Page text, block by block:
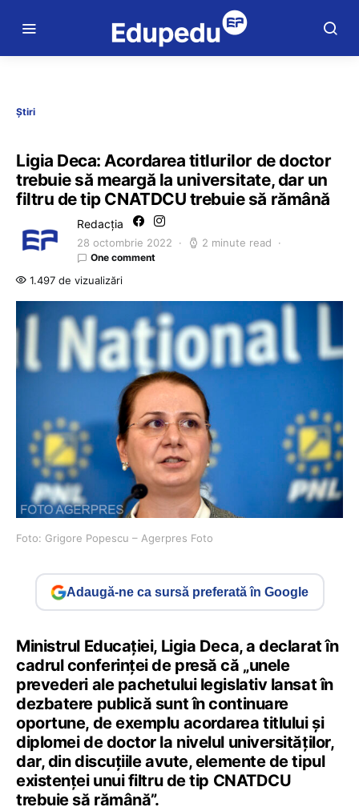
Știri
Ligia Deca: Acordarea titlurilor de doctor
trebuie să meargă la universitate, dar un
filtru de tip CNATDCU trebuie să rămână
Redacția
28 octombrie 2022 2 minute read
One comment
1.497 de vizualizări
Foto: Grigore Popescu – Agerpres Foto
Adaugă-ne ca sursă preferată în Google
Ministrul Educației, Ligia Deca, a declarat în
cadrul conferinței de presă că „unele
prevederi ale pachetului legislativ lansat în
dezbatere publică sunt în continuare
oportune, de exemplu acordarea titlului și
diplomei de doctor la nivelul universităților,
dar, din discuțiile avute, elemente de tipul
existenței unui filtru de tip CNATDCU
trebuie să rămână”.